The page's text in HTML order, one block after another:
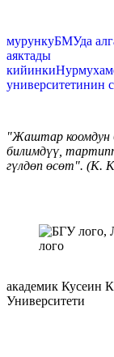
мурункуБМУда
аяктады
кийинки
университетинин
"Жаштар коомдун
билимдүү,
гүлдөп өсөт". (К.
академик Кусеин
Университети